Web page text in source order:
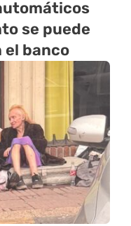
se puede
el banco